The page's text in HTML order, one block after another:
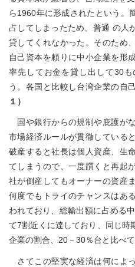
ら1960年に形成されたという。
占してしまったため、普通 の人
貸してくれなかった。そのため
自己資本を頼りに中小企業を形
率先してお金を貸し出して30
う。各国と比較し台湾企業の自
１）
国や銀行からの規制や庇護が
市場経済ルールが貫徹している
破産すると社長は個人資産、生
てしまうので、一度躓くと再起
社が倒産してもオーナーの資産
何度でもトライのチャンスはあ
われており、総輸出額に占める
て7割近くに達しており、同じ時
企業の割合、20－30％台と比べ
さてこの堅実な経済は何によ